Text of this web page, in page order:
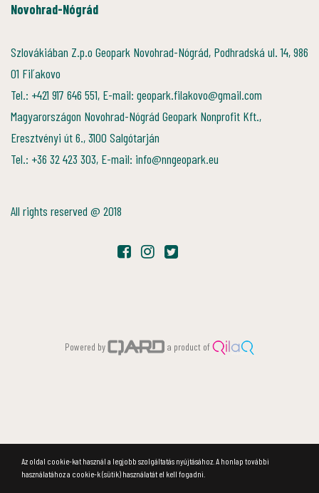
Novohrad-Nógrád
Szlovákiában Z.p.o Geopark Novohrad-Nógrád, Podhradská ul. 14, 986
01 Fiľakovo
Tel.: +421 917 646 551, E-mail: geopark.filakovo@gmail.com
Magyarországon Novohrad-Nógrád Geopark Nonprofit Kft.,
Eresztvényi út 6., 3100 Salgótarján
Tel.: +36 32 423 303, E-mail: info@nngeopark.eu
All rights reserved @ 2018
Powered by a product of
Az oldal cookie-kat használ a legjobb szolgáltatás nyújtásához. A honlap további
használatához a cookie-k (sütik) használatát el kell fogadni.